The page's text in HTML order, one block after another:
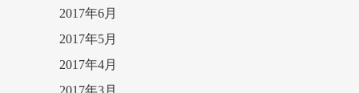
2017年6月
2017年5月
2017年4月
2017年3月